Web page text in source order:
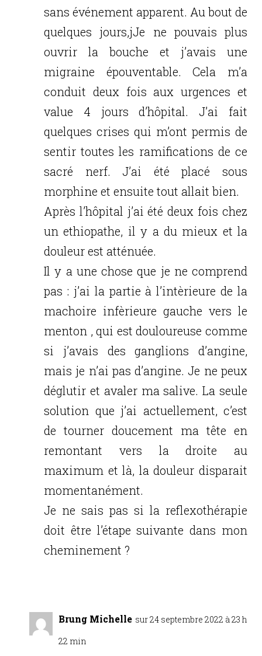
sans événement apparent. Au bout de
quelques jours,jJe ne pouvais plus
ouvrir la bouche et j’avais une
migraine épouventable. Cela m’a
conduit deux fois aux urgences et
value 4 jours d’hôpital. J’ai fait
quelques crises qui m’ont permis de
sentir toutes les ramifications de ce
sacré nerf. J’ai été placé sous
morphine et ensuite tout allait bien.
Après l’hôpital j’ai été deux fois chez
un ethiopathe, il y a du mieux et la
douleur est atténuée.
Il y a une chose que je ne comprend
pas : j’ai la partie à l’intèrieure de la
machoire infèrieure gauche vers le
menton , qui est douloureuse comme
si j’avais des ganglions d’angine,
mais je n’ai pas d’angine. Je ne peux
déglutir et avaler ma salive. La seule
solution que j’ai actuellement, c’est
de tourner doucement ma tête en
remontant vers la droite au
maximum et là, la douleur disparait
momentanément.
Je ne sais pas si la reflexothérapie
doit être l’étape suivante dans mon
cheminement ?
Brung Michelle sur 24 septembre 2022 à 23 h
22 min